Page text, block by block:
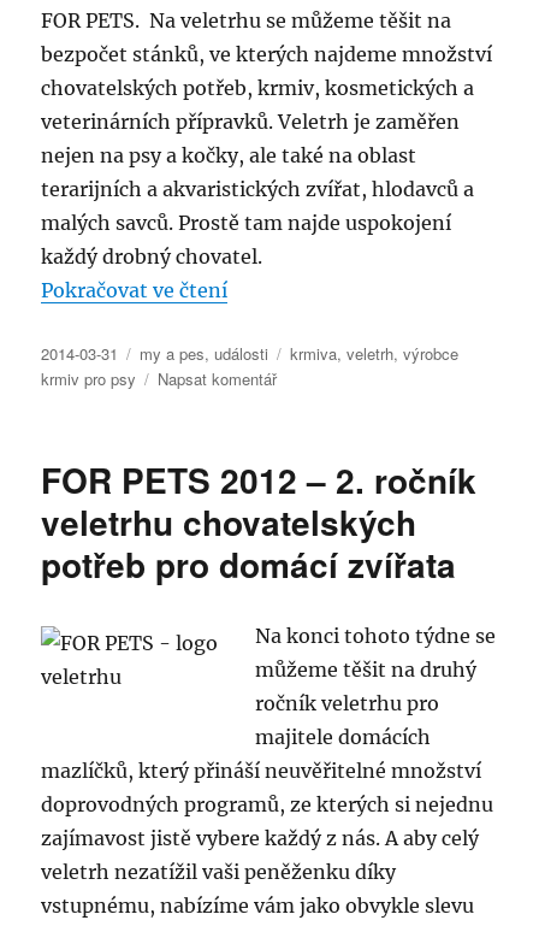
FOR PETS. Na veletrhu se můžeme těšit na
bezpočet stánků, ve kterých najdeme množství
chovatelských potřeb, krmiv, kosmetických a
veterinárních přípravků. Veletrh je zaměřen
nejen na psy a kočky, ale také na oblast
terarijních a akvaristických zvířat, hlodavců a
malých savců. Prostě tam najde uspokojení
každý drobný chovatel.
Pokračovat ve čtení„4. veletrh chovatelských
Publikováno:
2014-03-31 Rubriky:
my a pes, události Štítky:
krmiva,veletrh,výrobce
krmiv pro psy
Napsat komentářpro
4.
chovatelských
potřeb
pro
zvířata
FOR
PETS
FOR PETS 2012 – 2. ročník
veletrhu chovatelských
potřeb pro domácí zvířata
Na konci tohoto týdne se
můžeme těšit na druhý
ročník veletrhu pro
majitele domácích
mazlíčků, který přináší neuvěřitelné množství
doprovodných programů, ze kterých si nejednu
zajímavost jistě vybere každý z nás. A aby celý
veletrh nezatížil vaši peněženku díky
vstupnému, nabízíme vám jako obvykle slevu